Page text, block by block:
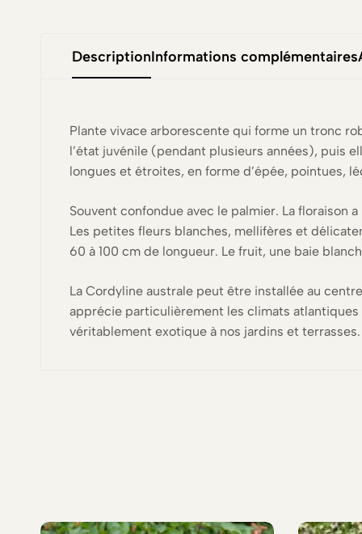
DescriptionInformations complémentaires
Plante vivace arborescente qui forme un tronc
l’état juvénile (pendant plusieurs années), puis
longues et étroites, en forme d’épée, pointues,
Souvent confondue avec le palmier. La floraison
Les petites fleurs blanches, mellifères et
60 à 100 cm de longueur. Le fruit, une baie
La Cordyline australe peut être installée au
apprécie particulièrement les climats
véritablement exotique à nos jardins et terrasses.